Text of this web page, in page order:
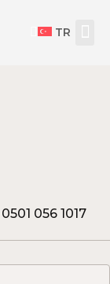
TR
0501 056 1017